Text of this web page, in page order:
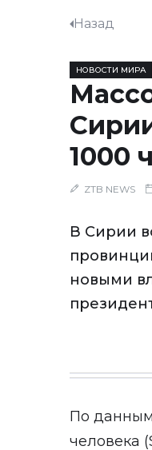
Назад
НОВОСТИ МИРА
1000
ZTB NEWS
В Сирии
новыми
По
человека